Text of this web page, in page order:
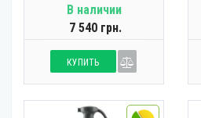
В наличии
7 540 грн.
КУПИТЬ